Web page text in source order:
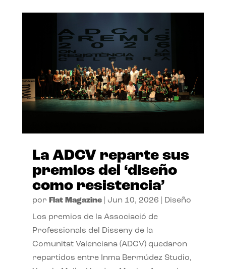
La ADCV reparte sus
premios del ‘diseño
como resistencia’
por Flat Magazine| Jun 10, 2026 Diseño
Los premios de la Associació de
Professionals del Disseny de la
Comunitat Valenciana (ADCV) quedaron
repartidos entre Inma Bermúdez Studio,